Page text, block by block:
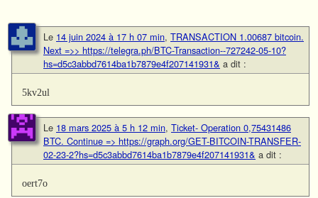
Le 14 juin 2024 à 17 h 07 min, TRANSACTION 1.00687 bitcoin.
Next =>> https://telegra.ph/BTC-Transaction--727242-05-10?
hs=d5c3abbd7614ba1b7879e4f207141931& a dit :
5kv2ul
Le 18 mars 2025 à 5 h 12 min, Ticket- Operation 0,75431486
BTC. Continue => https://graph.org/GET-BITCOIN-TRANSFER-
02-23-2?hs=d5c3abbd7614ba1b7879e4f207141931& a dit :
oert7o